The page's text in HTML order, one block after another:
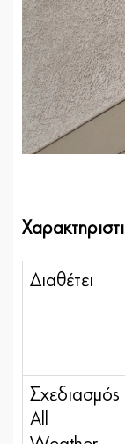
Διαθέτει
Σχεδιασμός
All